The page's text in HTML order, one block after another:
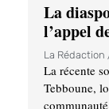
La
l’appel
La Rédaction
La récente
Tebboune,